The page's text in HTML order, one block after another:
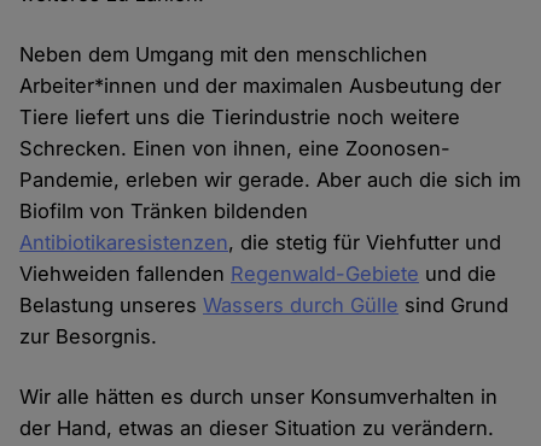
Neben dem Umgang mit den menschlichen
Arbeiter*innen und der maximalen Ausbeutung der
Tiere liefert uns die Tierindustrie noch weitere
Schrecken. Einen von ihnen, eine Zoonosen-
Pandemie, erleben wir gerade. Aber auch die sich im
Biofilm von Tränken bildenden
Antibiotikaresistenzen, die stetig für Viehfutter und
Viehweiden fallenden Regenwald-Gebiete und die
Belastung unseresWassers durch Gülle sind Grund
zur Besorgnis.
Wir alle hätten es durch unser Konsumverhalten in
der Hand, etwas an dieser Situation zu verändern.